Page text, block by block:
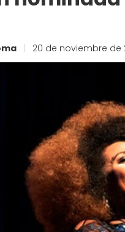
20 de noviembre de